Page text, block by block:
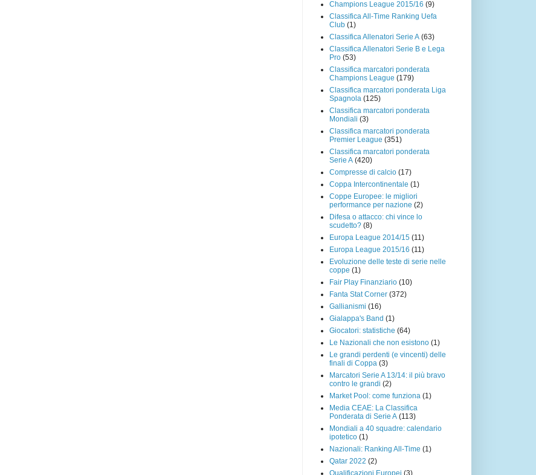
Champions League 2015/16 (9)
Classifica All-Time Ranking Uefa
Club (1)
Classifica Allenatori Serie A (63)
Classifica Allenatori Serie B e Lega
Pro (53)
Classifica marcatori ponderata
Champions League (179)
Classifica marcatori ponderata Liga
Spagnola (125)
Classifica marcatori ponderata
Mondiali (3)
Classifica marcatori ponderata
Premier League (351)
Classifica marcatori ponderata
Serie A (420)
Compresse di calcio (17)
Coppa Intercontinentale (1)
Coppe Europee: le migliori
performance per nazione (2)
Difesa o attacco: chi vince lo
scudetto? (8)
Europa League 2014/15 (11)
Europa League 2015/16 (11)
Evoluzione delle teste di serie nelle
coppe (1)
Fair Play Finanziario (10)
Fanta Stat Corner (372)
Gallianismi (16)
Gialappa's Band (1)
Giocatori: statistiche (64)
Le Nazionali che non esistono (1)
Le grandi perdenti (e vincenti) delle
finali di Coppa (3)
Marcatori Serie A 13/14: il più bravo
contro le grandi (2)
Market Pool: come funziona (1)
Media CEAE: La Classifica
Ponderata di Serie A (113)
Mondiali a 40 squadre: calendario
ipotetico (1)
Nazionali: Ranking All-Time (1)
Qatar 2022 (2)
Qualificazioni Europei (3)